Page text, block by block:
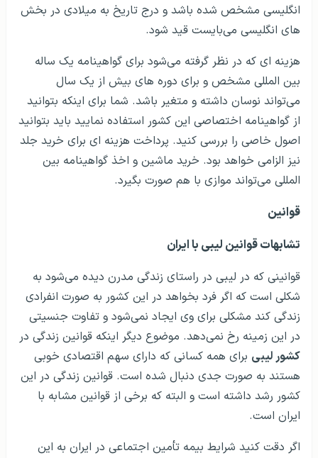
انگلیسی مشخص شده باشد و درج تاریخ به میلادی در بخش
های انگلیسی می‌بایست قید شود.
هزینه ای که در نظر گرفته می‌شود برای گواهینامه یک ساله
بین المللی مشخص و برای دوره های بیش از یک سال
می‌تواند نوسان داشته و متغیر باشد. شما برای اینکه بتوانید
از گواهینامه اختصاصی این کشور استفاده نمایید باید بتوانید
اصول خاصی را بررسی کنید. پرداخت هزینه ای برای خرید جلد
نیز الزامی خواهد بود. خرید ماشین و اخذ گواهینامه بین
المللی می‌تواند موازی با هم صورت بگیرد.
قوانین
تشابهات قوانین لیبی با ایران
قوانینی که در لیبی در راستای زندگی مدرن دیده می‌شود به
شکلی است که اگر فرد بخواهد در این کشور به صورت انفرادی
زندگی کند مشکلی برای وی ایجاد نمی‌شود و تفاوت جنسیتی
در این زمینه رخ نمی‌دهد. موضوع دیگر اینکه قوانین زندگی در
کشور لیبی برای همه کسانی که دارای سهم اقتصادی خوبی
هستند به صورت جدی دنبال شده است. قوانین زندگی در این
کشور رشد داشته است و البته که برخی از قوانین مشابه با
ایران است.
اگر دقت کنید شرایط بیمه تأمین اجتماعی در ایران به این